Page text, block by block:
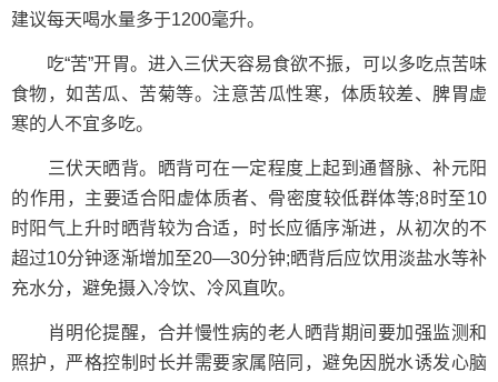
建议每天喝水量多于1200毫升。
吃“苦”开胃。进入三伏天容易食欲不振，可以多吃点苦味
食物，如苦瓜、苦菊等。注意苦瓜性寒，体质较差、脾胃虚
寒的人不宜多吃。
三伏天晒背。晒背可在一定程度上起到通督脉、补元阳
的作用，主要适合阳虚体质者、骨密度较低群体等;8时至10
时阳气上升时晒背较为合适，时长应循序渐进，从初次的不
超过10分钟逐渐增加至20—30分钟;晒背后应饮用淡盐水等补
充水分，避免摄入冷饮、冷风直吹。
肖明伦提醒，合并慢性病的老人晒背期间要加强监测和
照护，严格控制时长并需要家属陪同，避免因脱水诱发心脑